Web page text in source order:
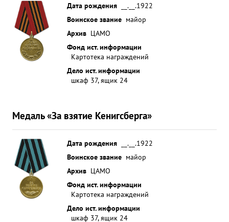
Дата рождения
__.__.1922
Воинское звание майор
Архив ЦАМО
Фонд ист. информации
Картотека награждений
Дело ист. информации
шкаф 37, ящик 24
Медаль «За взятие Кенигсберга»
Дата рождения
__.__.1922
Воинское звание майор
Архив ЦАМО
Фонд ист. информации
Картотека награждений
Дело ист. информации
шкаф 37, ящик 24